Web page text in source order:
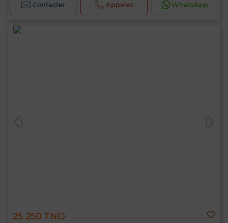
Contacter Appelez WhatsApp
25 250 TND